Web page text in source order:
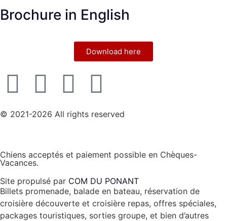
Billets promenade, balade en bateau, réservation de
croisière découverte et croisière repas, offres spéciales,
packages touristiques, sorties groupe, et bien d’autres
Brochure in English
Download here
© 2021-2026 All rights reserved
Chiens acceptés et paiement possible en Chèques-
Vacances.
Site propulsé par COM DU PONANT